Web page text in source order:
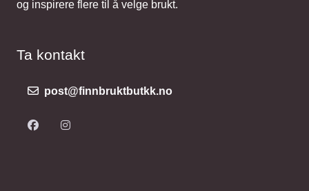
og inspirere flere til å velge brukt.
Ta kontakt
post@finnbruktbutkk.no